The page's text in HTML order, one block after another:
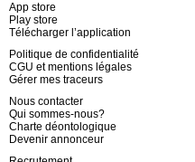
App store
Play store
Télécharger l’application
Politique de confidentialité
CGU et mentions légales
Gérer mes traceurs
Nous contacter
Qui sommes-nous?
Charte déontologique
Devenir annonceur